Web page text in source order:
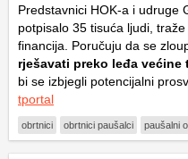
Predstavnici HOK-a i udruge
potpisalo 35 tisuća ljudi,
financija. Poručuju da se
rješavati preko leđa većine
bi se izbjegli potencijalni
tportal
obrtnici obrtnici paušalci paušalni